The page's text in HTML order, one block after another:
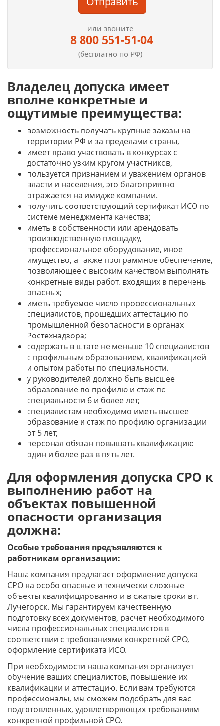
или звоните
8 800 551-51-04
(бесплатно по РФ)
Владелец допуска имеет
вполне конкретные и
ощутимые преимущества:
возможность получать крупные заказы на
территории РФ и за пределами страны,
имеет право участвовать в конкурсах с
достаточно узким кругом участников,
пользуется признанием и уважением органов
власти и населения, это благоприятно
отражается на имидже компании.
получить соответствующий сертификат ИСО по
системе менеджмента качества;
иметь в собственности или арендовать
производственную площадку,
профессиональное оборудование, иное
имущество, а также программное обеспечение,
позволяющее с высоким качеством выполнять
конкретные виды работ, входящих в перечень
опасных;
иметь требуемое число профессиональных
специалистов, прошедших аттестацию по
промышленной безопасности в органах
Ростехнадзора;
содержать в штате не меньше 10 специалистов
с профильным образованием, квалификацией
и опытом работы по специальности.
у руководителей должно быть высшее
образование по профилю и стаж по
специальности 6 и более лет;
специалистам необходимо иметь высшее
образование и стаж по профилю организации
от 5 лет;
персонал обязан повышать квалификацию
один и более раз в пять лет.
Для оформления допуска СРО к
выполнению работ на
объектах повышенной
опасности организация
должна:
Особые требования предъявляются к
работникам организации:
Наша компания предлагает оформление допуска
СРО на особо опасные и технически сложные
объекты квалифицированно и в сжатые сроки в г.
Лучегорск. Мы гарантируем качественную
подготовку всех документов, расчет необходимого
числа профессиональных специалистов в
соответствии с требованиями конкретной СРО,
оформление сертификата ИСО.
При необходимости наша компания организует
обучение ваших специалистов, повышение их
квалификации и аттестацию. Если вам требуются
профессионалы, мы сможем подобрать для вас
подготовленных, удовлетворяющих требованиям
конкретной профильной СРО.